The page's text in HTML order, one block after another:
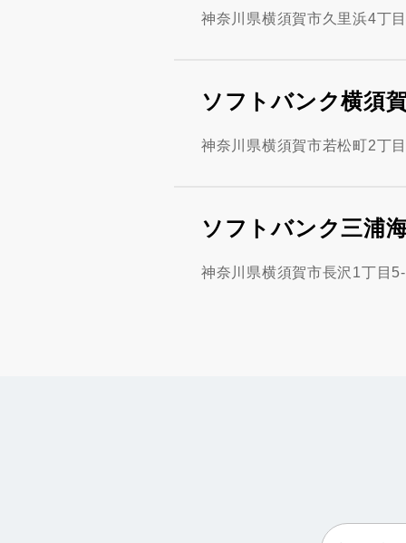
神奈川県横須賀市久里浜4丁
ソフトバンク横須
神奈川県横須賀市若松町2丁
ソフトバンク三浦
神奈川県横須賀市長沢1丁目